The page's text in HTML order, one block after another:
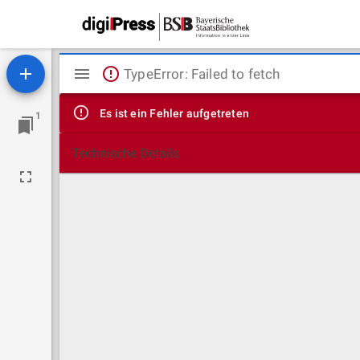
1
Mirador
Viewer
TypeError: Failed to fetch
Es ist ein Fehler aufgetreten
Technische Details